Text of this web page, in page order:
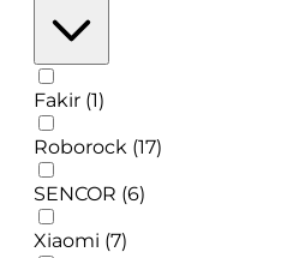
Fakir (1)
Roborock (17)
SENCOR (6)
Xiaomi (7)